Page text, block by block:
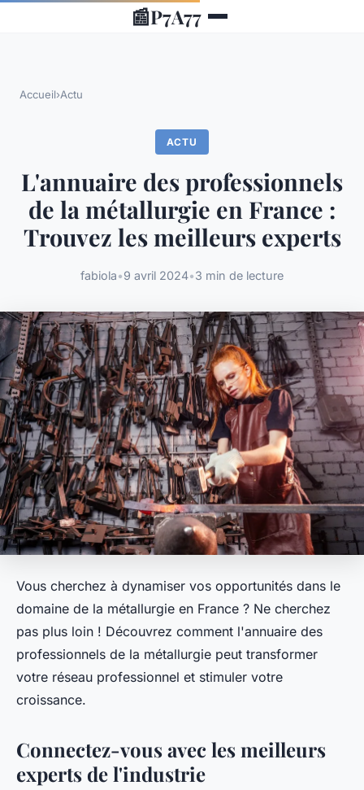
📰P7A77
Accueil›Actu
ACTU
L'annuaire des professionnels
de la métallurgie en France :
Trouvez les meilleurs experts
fabiola•9 avril 2024•3 min de lecture
Vous cherchez à dynamiser vos opportunités dans le
domaine de la métallurgie en France ? Ne cherchez
pas plus loin ! Découvrez comment l'annuaire des
professionnels de la métallurgie peut transformer
votre réseau professionnel et stimuler votre
croissance.
Connectez-vous avec les meilleurs
experts de l'industrie